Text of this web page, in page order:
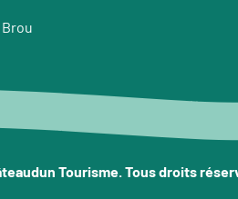
Tourisme. Tous droits